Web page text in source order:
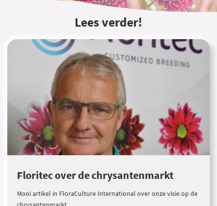
Lees verder!
Floritec over de chrysantenmarkt
Mooi artikel in FloraCulture International over onze visie op de